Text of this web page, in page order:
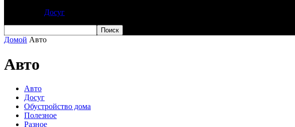
Досуг
Домой Авто
Авто
Авто
Досуг
Обустройство дома
Полезное
Разное